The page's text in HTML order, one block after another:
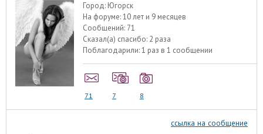
Город: Югорск
На форуме:10 лет и 9 месяцев
Сообщений: 71
Сказал(а) спасибо: 2 раза
Поблагодарили:1 раз в 1 сообщении
71 7 8
ссылка на сообщение